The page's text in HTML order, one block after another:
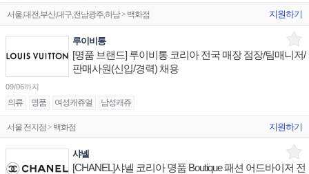
서울,대전,부산,대구,전남광주,하남 > 백화점 지원하기
루이비통
[명품 브랜드] 루이비통 코리아 전국 매장 점장/팀매니저/
판매사원(신입/경력) 채용
09/06까지
의류 명품 여성캐쥬얼 남성캐쥬
서울 전지점 > 백화점 지원하기
샤넬
[CHANEL]샤넬 코리아 명품 Boutique 패션 어드바이저 전